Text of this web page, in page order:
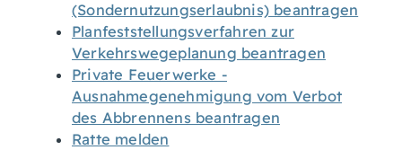
(Sondernutzungserlaubnis) beantragen
Planfeststellungsverfahren zur
Verkehrswegeplanung beantragen
Private Feuerwerke -
Ausnahmegenehmigung vom Verbot
des Abbrennens beantragen
Ratte melden